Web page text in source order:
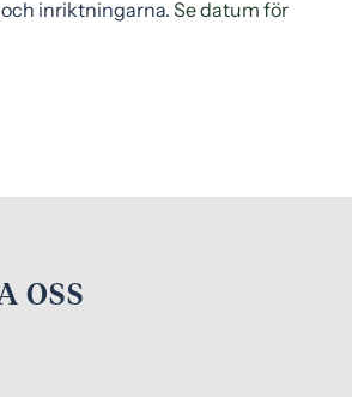
inriktningarna. Se datum för
OSS